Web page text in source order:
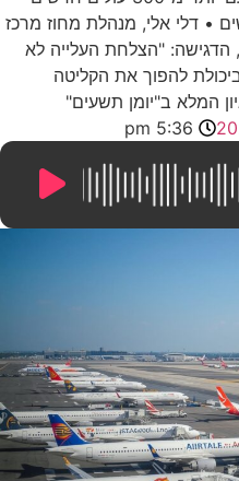
300 עולים חדשים • דלי אלי, מנהלת מחוז מרכז
הדגישה: "הצלחת העלייה לא
להפוך את הקליטה
המלא ב"יומן תשעים"
5:36 pm